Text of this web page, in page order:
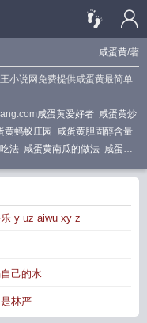
咸蛋黄/著
小说网免费提供咸蛋黄最简单
咸蛋黄爱好者 咸蛋黄炒
黄蚂蚁庄园 咸蛋黄胆固醇含量
法 咸蛋黄南瓜的做法 咸蛋黄
蛋黄咸蛋蛋黄怎么做好吃
y uz aiwu xy z
己的水
林严